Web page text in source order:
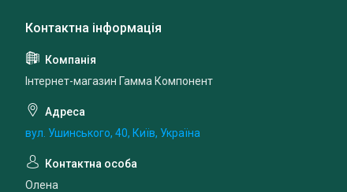
Інтернет-магазин Гамма Компонент
вул. Ушинського, 40, Київ, Україна
Олена